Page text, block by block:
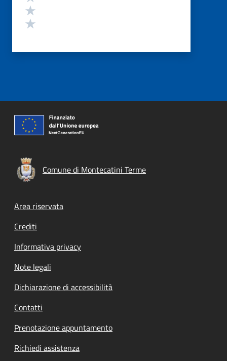
Comune di Montecatini Terme
Footer menu
Area riservata
Crediti
Informativa privacy
Note legali
Dichiarazione di accessibilità
Contatti
Prenotazione appuntamento
Richiedi assistenza